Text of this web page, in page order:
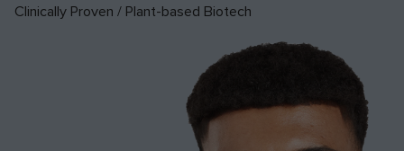
Clinically Proven / Plant-based Biotech